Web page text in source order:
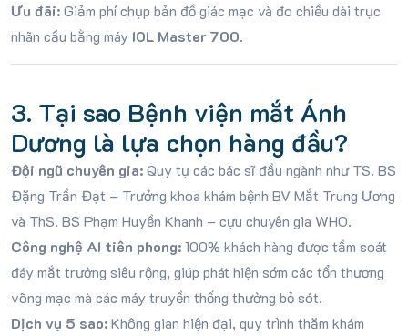
Ưu đãi:Giảm phí chụp bản đồ giác mạc và đo chiều dài trục
nhãn cầu bằng máy IOL Master 700.
3. Tại sao Bệnh viện mắt Ánh
Dương là lựa chọn hàng đầu?
Đội ngũ chuyên gia:Quy tụ các bác sĩ đầu ngành như TS. BS
Đặng Trần Đạt – Trưởng khoa khám bệnh BV Mắt Trung Ương
và ThS. BS Phạm Huyền Khanh – cựu chuyên gia WHO.
Công nghệ AI tiên phong:100% khách hàng được tầm soát
đáy mắt trường siêu rộng, giúp phát hiện sớm các tổn thương
võng mạc mà các máy truyền thống thường bỏ sót.
Dịch vụ 5 sao:Không gian hiện đại, quy trình thăm khám